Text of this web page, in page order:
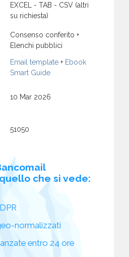
EXCEL - TAB - CSV (altri
su richiesta)
Consenso conferito +
Elenchi pubblici
Email template + Ebook
Smart Guide
10 Mar 2026
51050
che si vede:
normalizzati
entro 24 ore